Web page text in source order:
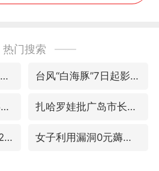
热门搜索
郑国霖回应去景区上班被保安拦下 台风“白海豚”7日起影响上海
宇树科技发行价格150.80元/股 扎哈罗娃批广岛市长不提美国原子弹
80后女柜员逆袭成4200亿银行副行长 女子利用漏洞0元薅走3000多件家电